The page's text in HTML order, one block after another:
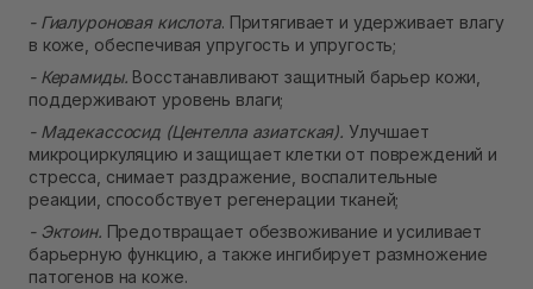
- Гиалуроновая кислота. Притягивает и удерживает влагу
в коже, обеспечивая упругость и упругость;
- Керамиды. Восстанавливают защитный барьер кожи,
поддерживают уровень влаги;
- Мадекассосид (Центелла азиатская). Улучшает
микроциркуляцию и защищает клетки от повреждений и
стресса, снимает раздражение, воспалительные
реакции, способствует регенерации тканей;
- Эктоин. Предотвращает обезвоживание и усиливает
барьерную функцию, а также ингибирует размножение
патогенов на коже.